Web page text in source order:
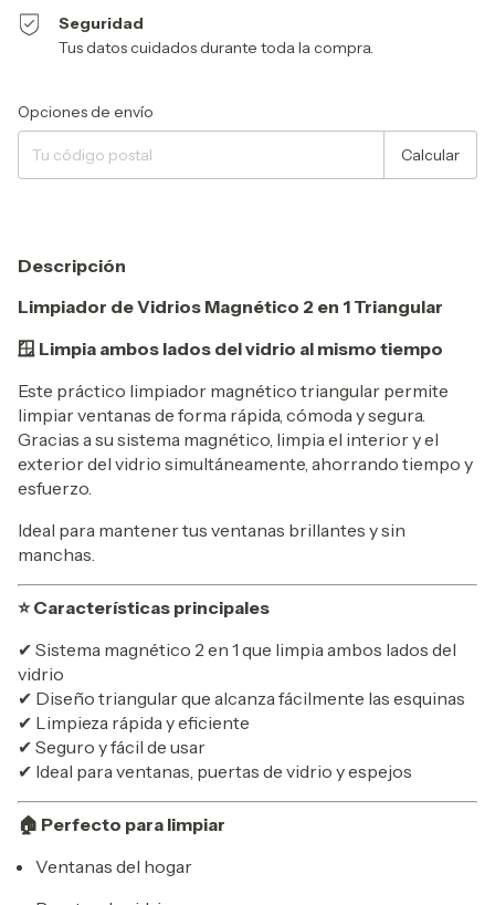
Seguridad
Tus datos cuidados durante toda la compra.
Entregas para el CP:
Opciones de envío
Calcular
Descripción
Limpiador de Vidrios Magnético 2 en 1 Triangular
🪟 Limpia ambos lados del vidrio al mismo tiempo
Este práctico limpiador magnético triangular permite
limpiar ventanas de forma rápida, cómoda y segura.
Gracias a su sistema magnético, limpia el interior y el
exterior del vidrio simultáneamente, ahorrando tiempo y
esfuerzo.
Ideal para mantener tus ventanas brillantes y sin
manchas.
⭐ Características principales
✔ Sistema magnético 2 en 1 que limpia ambos lados del
vidrio
✔ Diseño triangular que alcanza fácilmente las esquinas
✔ Limpieza rápida y eficiente
✔ Seguro y fácil de usar
✔ Ideal para ventanas, puertas de vidrio y espejos
🏠 Perfecto para limpiar
Ventanas del hogar